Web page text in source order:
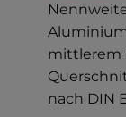
mittlerem
nach DIN